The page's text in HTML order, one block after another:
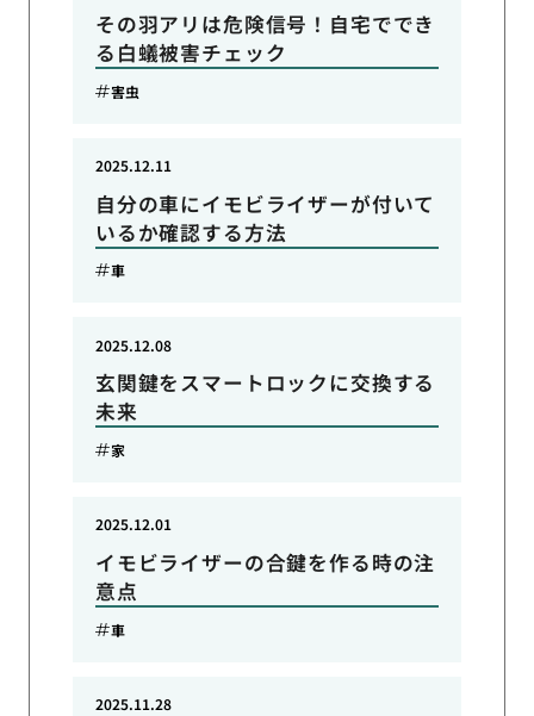
その羽アリは危険信号！自宅ででき
る白蟻被害チェック
害虫
自分の車にイモビライザーが付いて
いるか確認する方法
2025.12.11
車
玄関鍵をスマートロックに交換する
未来
2025.12.08
家
イモビライザーの合鍵を作る時の注
意点
2025.12.01
車
2025.11.28